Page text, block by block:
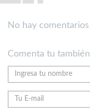
No hay comentarios
Comenta tu también